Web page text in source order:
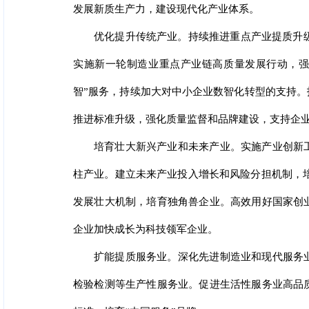
发展新质生产力，建设现代化产业体系。
优化提升传统产业。持续推进重点产业提质
实施新一轮制造业重点产业链高质量发展行动，
智”服务，持续加大对中小企业数智化转型的支持
推进标准升级，强化质量监督和品牌建设，支持企
培育壮大新兴产业和未来产业。实施产业创
柱产业。建立未来产业投入增长和风险分担机制
发展壮大机制，培育独角兽企业。高效用好国家
企业加快成长为科技领军企业。
扩能提质服务业。深化先进制造业和现代服
检验检测等生产性服务业。促进生活性服务业高